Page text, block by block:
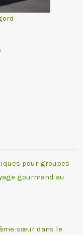
pour groupes
gourmand au
sœur dans le